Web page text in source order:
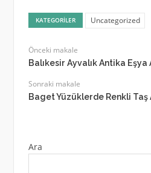
KATEGORILER Uncategorized
Önceki makale
Balıkesir Ayvalık Antika
Sonraki makale
Baget Yüzüklerde Renkli
Ara